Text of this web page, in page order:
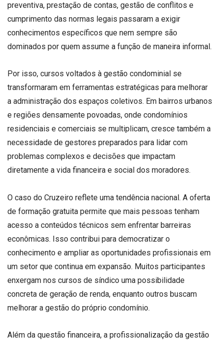
preventiva, prestação de contas, gestão de conflitos e
cumprimento das normas legais passaram a exigir
conhecimentos específicos que nem sempre são
dominados por quem assume a função de maneira informal.
Por isso, cursos voltados à gestão condominial se
transformaram em ferramentas estratégicas para melhorar
a administração dos espaços coletivos. Em bairros urbanos
e regiões densamente povoadas, onde condomínios
residenciais e comerciais se multiplicam, cresce também a
necessidade de gestores preparados para lidar com
problemas complexos e decisões que impactam
diretamente a vida financeira e social dos moradores.
O caso do Cruzeiro reflete uma tendência nacional. A oferta
de formação gratuita permite que mais pessoas tenham
acesso a conteúdos técnicos sem enfrentar barreiras
econômicas. Isso contribui para democratizar o
conhecimento e ampliar as oportunidades profissionais em
um setor que continua em expansão. Muitos participantes
enxergam nos cursos de síndico uma possibilidade
concreta de geração de renda, enquanto outros buscam
melhorar a gestão do próprio condomínio.
Além da questão financeira, a profissionalização da gestão